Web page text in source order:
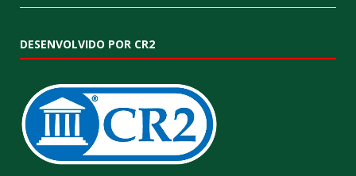
DESENVOLVIDO POR CR2